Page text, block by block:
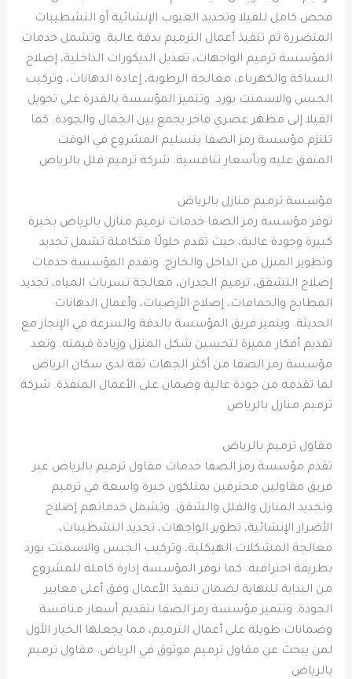
فحص كامل للفيلا وتحديد العيوب الإنشائية أو التشطيبات
المتضررة ثم تنفيذ أعمال الترميم بدقة عالية. وتشمل خدمات
المؤسسة ترميم الواجهات، تعديل الديكورات الداخلية، إصلاح
السباكة والكهرباء، معالجة الرطوبة، إعادة الدهانات، وتركيب
الجبس والاسمنت بورد. وتتميز المؤسسة بالقدرة على تحويل
الفيلا إلى مظهر عصري فاخر يجمع بين الجمال والجودة. كما
تلتزم مؤسسة رمز الصفا بتسليم المشروع في الوقت
المتفق عليه وبأسعار تنافسية. شركة ترميم فلل بالرياض
مؤسسة ترميم منازل بالرياض
توفر مؤسسة رمز الصفا خدمات ترميم منازل بالرياض بخبرة
كبيرة وجودة عالية، حيث تقدم حلولًا متكاملة تشمل تجديد
وتطوير المنزل من الداخل والخارج. وتقدم المؤسسة خدمات
إصلاح التشقق، ترميم الجدران، معالجة تسربات المياه، تجديد
المطابخ والحمامات، إصلاح الأرضيات، وأعمال الدهانات
الحديثة. ويتميز فريق المؤسسة بالدقة والسرعة في الإنجاز مع
تقديم أفكار مميزة لتحسين شكل المنزل وزيادة قيمته. وتعد
مؤسسة رمز الصفا من أكثر الجهات ثقة لدى سكان الرياض
لما تقدمه من جودة عالية وضمان على الأعمال المنفذة. شركة
ترميم منازل بالرياض
مقاول ترميم بالرياض
تقدم مؤسسة رمز الصفا خدمات مقاول ترميم بالرياض عبر
فريق مقاولين محترفين يمتلكون خبرة واسعة في ترميم
وتجديد المنازل والفلل والشقق. وتشمل خدماتهم إصلاح
الأضرار الإنشائية، تطوير الواجهات، تجديد التشطيبات،
معالجة المشكلات الهيكلية، وتركيب الجبس والاسمنت بورد
بطريقة احترافية. كما توفر المؤسسة إدارة كاملة للمشروع
من البداية للنهاية لضمان تنفيذ الأعمال وفق أعلى معايير
الجودة. وتتميز مؤسسة رمز الصفا بتقديم أسعار منافسة
وضمانات طويلة على أعمال الترميم، مما يجعلها الخيار الأول
لمن يبحث عن مقاول ترميم موثوق في الرياض. مقاول ترميم
بالرياض